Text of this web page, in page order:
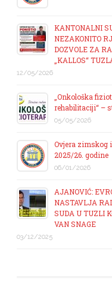
KANTONALNI
NEZAKONITO
DOZVOLE ZA
„KALLOS“
12/05/2026
„Onkološka
rehabilitaciji“ –
05/05/2026
Ovjera zimskog
2025/26. godine
06/01/2026
AJANOVIĆ:
NASTAVLJA
SUDA U TUZLI
VAN SNAGE
03/12/2025